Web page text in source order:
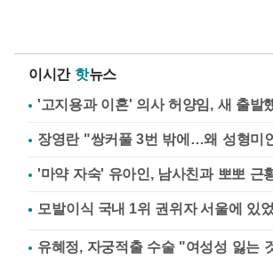
이시간 핫뉴스
'고지용과 이혼' 의사 허양임, 새 출발
장영란 "쌍커풀 3번 밖에…왜 성형미
'마약 자숙' 유아인, 남사친과 뽀뽀 근
유혜정, 자궁적출 수술 "여성성 잃는